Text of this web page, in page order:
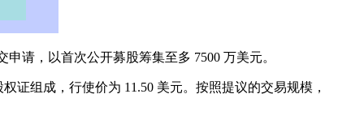
申请，以首次公开募股筹集至多 7500 万美元。
证组成，行使价为 11.50 美元。按照提议的交易规模，